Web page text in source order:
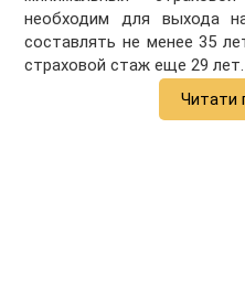
необходим для выхода
составлять не менее 35
страховой стаж еще 29 лет.
Читати